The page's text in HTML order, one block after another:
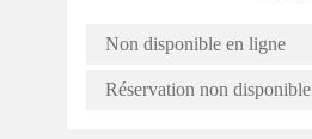
Non disponible en ligne
Réservation non disponible